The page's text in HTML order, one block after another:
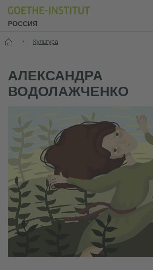
РОССИЯ
Старт
Культура
АЛЕКСАНДРА
ВОДОЛАЖЧЕНКО